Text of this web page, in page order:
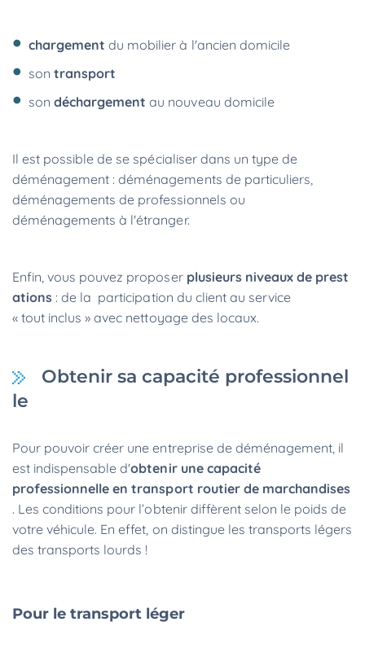
chargement du mobilier à l'ancien domicile
sontransport
sondéchargement au nouveau domicile
Il est possible de se spécialiser dans un type de
déménagement : déménagements de particuliers,
déménagements de professionnels ou
déménagements à l'étranger.
Enfin, vous pouvez proposer plusieurs niveaux de prest
ations : de la participation du client au service
« tout inclus » avec nettoyage des locaux.
Obtenir sa capacité professionnel
le
Pour pouvoir créer une entreprise de déménagement, il
est indispensable d'obtenir une capacité
professionnelle en transport routier de marchandises
. Les conditions pour l’obtenir diffèrent selon le poids de
votre véhicule. En effet, on distingue les transports légers
des transports lourds !
Pour le transport léger